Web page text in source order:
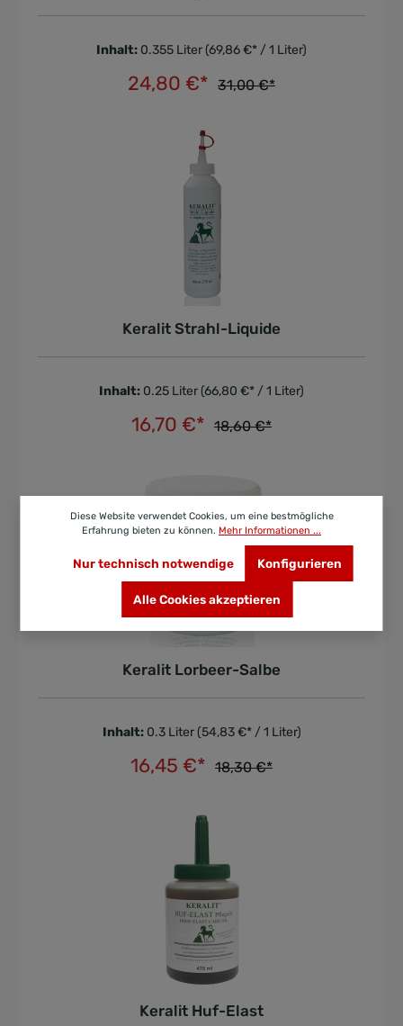
Inhalt: 0.355 Liter (69,86 €* / 1 Liter)
24,80 €* 31,00 €*
In den Warenkorb
Keralit Strahl-Liquide
Inhalt: 0.25 Liter (66,80 €* / 1 Liter)
16,70 €* 18,60 €*
In den Warenkorb
Keralit Lorbeer-Salbe
Inhalt: 0.3 Liter (54,83 €* / 1 Liter)
16,45 €* 18,30 €*
In den Warenkorb
Keralit Huf-Elast
Diese Website verwendet Cookies, um eine bestmögliche
Erfahrung bieten zu können. Mehr Informationen ...
Nur technisch notwendige Konfigurieren
Alle Cookies akzeptieren